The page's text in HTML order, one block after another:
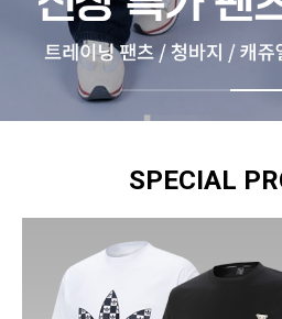
SPECIAL